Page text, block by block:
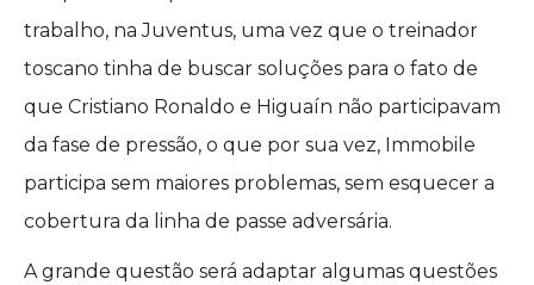
trabalho, na Juventus, uma vez que o treinador
toscano tinha de buscar soluções para o fato de
que Cristiano Ronaldo e Higuaín não participavam
da fase de pressão, o que por sua vez, Immobile
participa sem maiores problemas, sem esquecer a
cobertura da linha de passe adversária.
A grande questão será adaptar algumas questões